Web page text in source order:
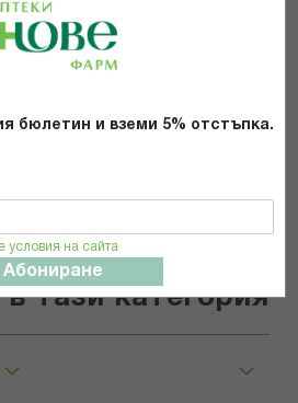
бюлетин и вземи 5% отстъпка.
условия на сайта
Абониране
съгласявам с
и политиката за
тази категория